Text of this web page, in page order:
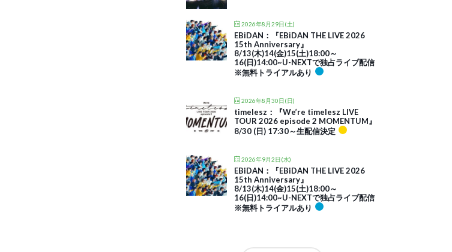
2026年8月29日(土)
EBiDAN：『EBiDAN THE LIVE 2026
15th Anniversary』
8/13(木)14(金)15(土)18:00～
16(日)14:00~U-NEXTで独占ライブ配信
※無料トライアルあり
2026年8月30日(日)
timelesz：『We’re timelesz LIVE
TOUR 2026 episode 2 MOMENTUM』
8/30 (日) 17:30～生配信決定
2026年9月2日(水)
EBiDAN：『EBiDAN THE LIVE 2026
15th Anniversary』
8/13(木)14(金)15(土)18:00～
16(日)14:00~U-NEXTで独占ライブ配信
※無料トライアルあり